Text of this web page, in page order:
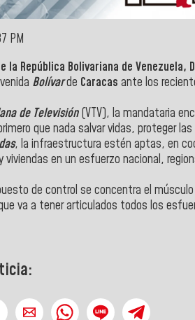
PM
la República Bolivariana de Venezuela,
Bolívarde Caracas ante los
de Televisión(VTV), la mandataria
que nada salvar vidas, proteger
, la infraestructura estén aptas, en
viviendas en un esfuerzo nacional,
de control se concentra el
va a tener articulados todos los